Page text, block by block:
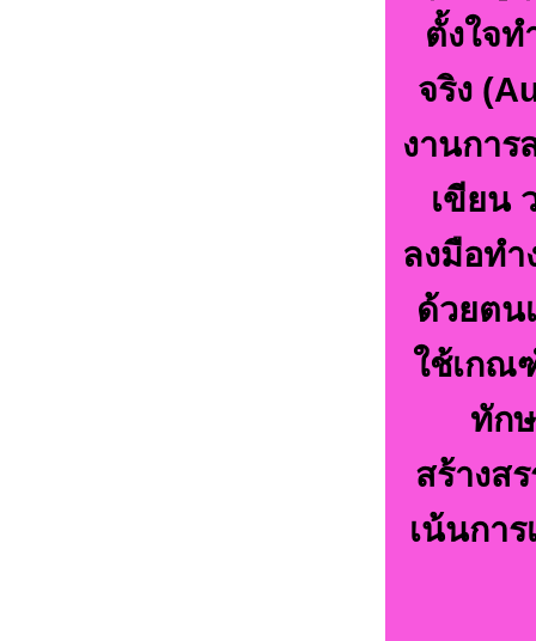
ตั้งใจท
จริง
งานการ
เขียน
ลงมือทำ
ด้วยตน
ใช้เกณ
ทัก
สร้างส
เน้นกา